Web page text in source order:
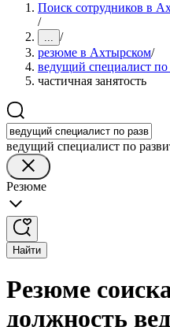
Поиск сотрудников в
/
... /
резюме в Ахтырском/
ведущий специалист
частичная занятость
ведущий специалист по
Резюме
Найти
Резюме
должность